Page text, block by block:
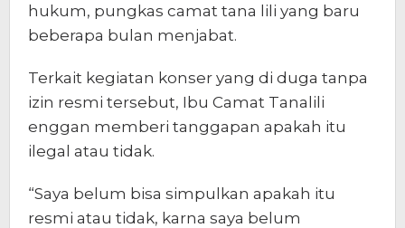
hukum, pungkas camat tana lili yang baru
beberapa bulan menjabat.
Terkait kegiatan konser yang di duga tanpa
izin resmi tersebut, Ibu Camat Tanalili
enggan memberi tanggapan apakah itu
ilegal atau tidak.
“Saya belum bisa simpulkan apakah itu
resmi atau tidak, karna saya belum